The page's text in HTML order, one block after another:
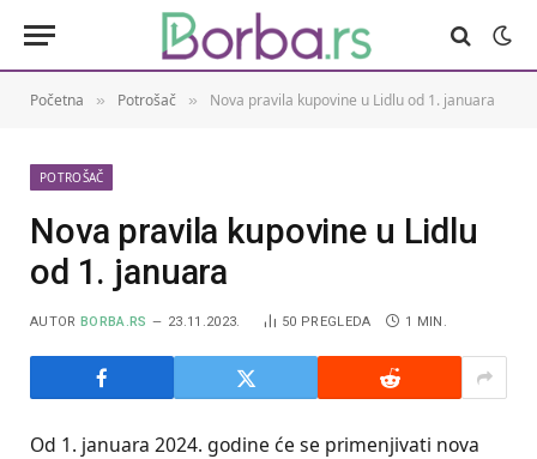
Početna » Potrošač » Nova pravila kupovine u Lidlu od 1. januara
POTROŠAČ
Nova pravila kupovine u Lidlu
od 1. januara
AUTOR BORBA.RS 23.11.2023. 50 PREGLEDA 1 MIN.
Od 1. januara 2024. godine će se primenjivati nova